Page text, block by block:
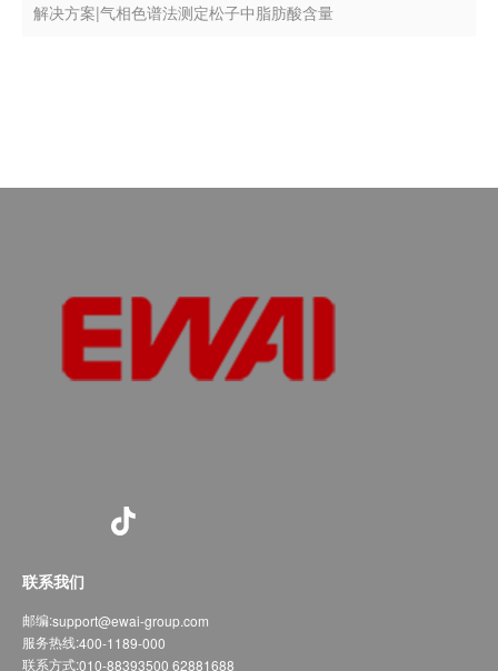
解决方案|气相色谱法测定松子中脂肪酸含量
联系我们
邮编:support@ewai-group.com
服务热线:400-1189-000
联系方式:010-88393500 62881688